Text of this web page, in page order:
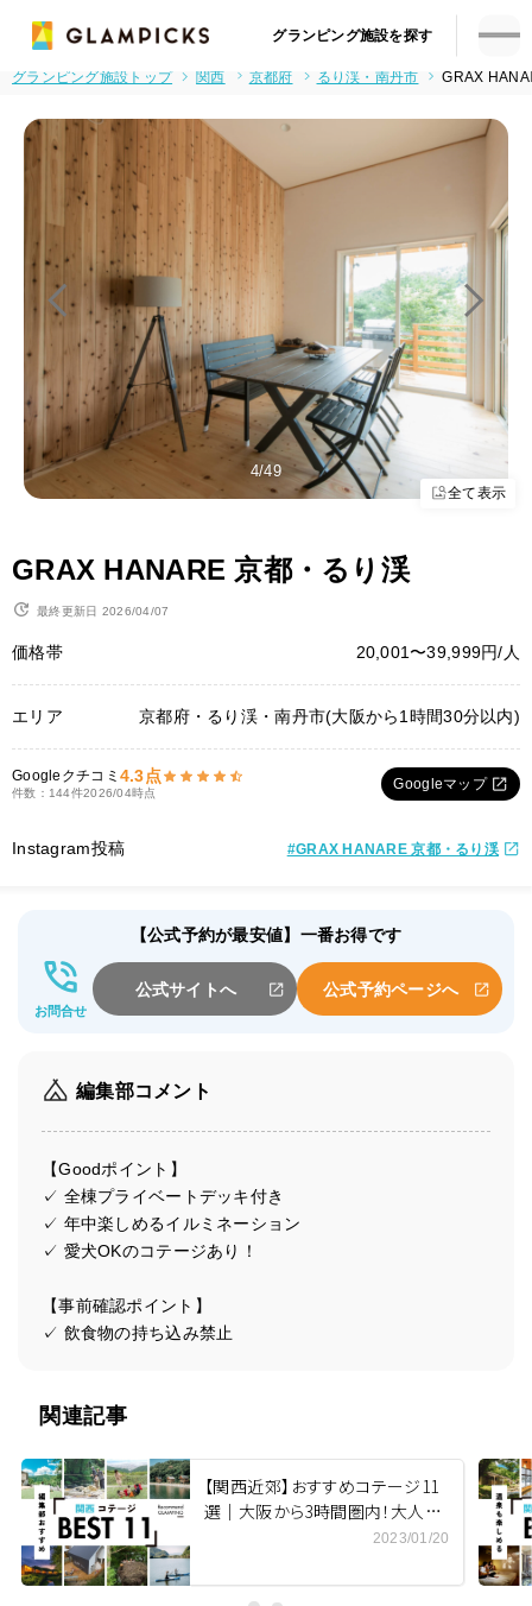
グランピング施設を探す
グランピング施設トップ 関西 京都府 るり渓・南丹市 GRAX
5/49
全て表示
GRAX HANARE 京都・るり渓
最終更新日 2026/04/07
価格帯 20,001〜39,999円/人
エリア 京都府・るり渓・南丹市(大阪から1時間30分以内)
Googleクチコミ 4.3点
件数：144件2026/04時点
Googleマップ
Instagram投稿 #GRAX HANARE 京都・るり渓
【公式予約が最安値】一番お得です
お問合せ
公式サイトへ 公式予約ページへ
編集部コメント
【Goodポイント】
✓ 全棟プライベートデッキ付き
✓ 年中楽しめるイルミネーション
✓ 愛犬OKのコテージあり！
【事前確認ポイント】
✓ 飲食物の持ち込み禁止
関連記事
【関西近郊】おすすめコテージ11
選｜大阪から3時間圏内！大人数
や安い人気施設をご紹介2023/01/20